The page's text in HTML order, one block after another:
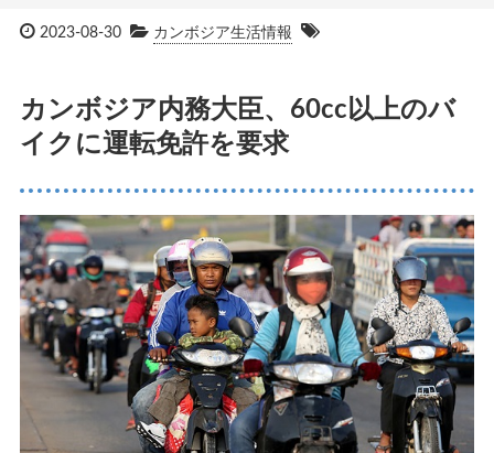
2023-08-30 カンボジア生活情報
カンボジア内務大臣、60cc以上のバ
イクに運転免許を要求